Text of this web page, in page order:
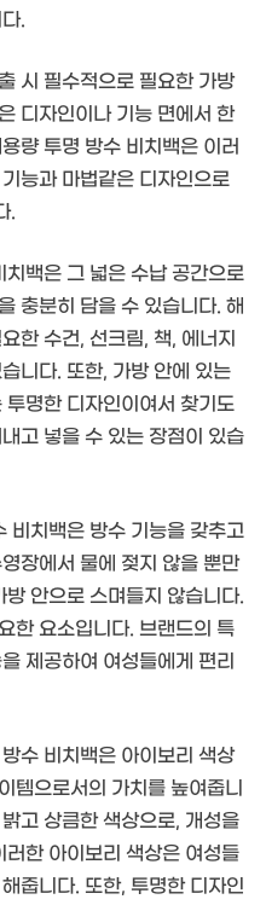
.
시 필수적으로 필요한 가방
디자인이나 기능 면에서 한
량 투명 방수 비치백은 이러
능과 마법같은 디자인으로
.
백은 그 넓은 수납 공간으로
충분히 담을 수 있습니다. 해
한 수건, 선크림, 책, 에너지
니다. 또한, 가방 안에 있는
명한 디자인이여서 찾기도
고 넣을 수 있는 장점이 있습
비치백은 방수 기능을 갖추고
장에서 물에 젖지 않을 뿐만
안으로 스며들지 않습니다.
한 요소입니다. 브랜드의 특
제공하여 여성들에게 편리
수 비치백은 아이보리 색상
템으로서의 가치를 높여줍니
고 상큼한 색상으로, 개성을
한 아이보리 색상은 여성들
줍니다. 또한, 투명한 디자인